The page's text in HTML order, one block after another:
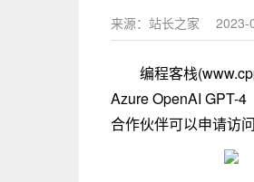
来源：站长之家 2023-
编程客栈
Azure OpenAI GPT-
合作伙伴可以申请访